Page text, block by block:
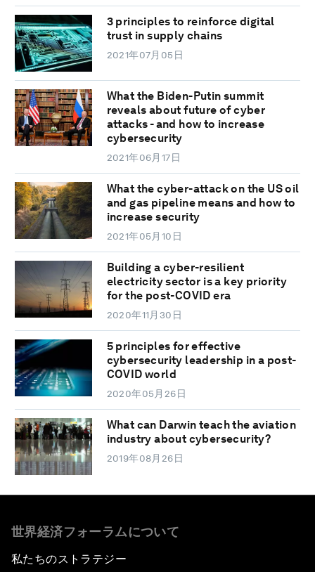
3 principles to reinforce digital
trust in supply chains
2021年07月05日
What the Biden-Putin summit
reveals about future of cyber
attacks - and how to increase
cybersecurity
2021年06月17日
What the cyber-attack on the US oil
and gas pipeline means and how to
increase security
2021年05月10日
Building a cyber-resilient
electricity sector is a key priority
for the post-COVID era
2020年11月30日
5 principles for effective
cybersecurity leadership in a post-
COVID world
2020年05月26日
What can Darwin teach the aviation
industry about cybersecurity?
2019年08月26日
世界経済フォーラムについて
私たちのストラテジー